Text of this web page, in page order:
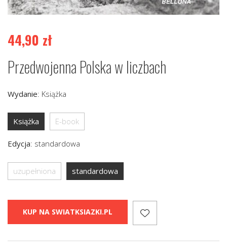
44,90 zł
Przedwojenna Polska w liczbach
Wydanie: Książka
Książka E-book
Edycja: standardowa
uzupełniona standardowa
KUP NA SWIATKSIAZKI.PL